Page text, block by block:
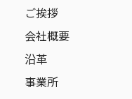
ご挨拶
会社概要
沿革
事業所